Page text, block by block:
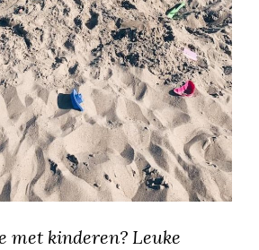
met kinderen? Leuke